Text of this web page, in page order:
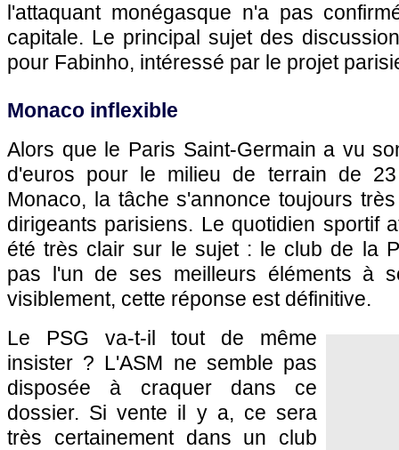
l'attaquant monégasque n'a pas
capitale. Le principal sujet des
pour Fabinho, intéressé par le projet
Monaco inflexible
Alors que le Paris Saint-Germain a vu
d'euros pour le milieu de terrain de
Monaco, la tâche s'annonce toujours
dirigeants parisiens. Le quotidien sportif
été très clair sur le sujet : le club de la
pas l'un de ses meilleurs éléments à
visiblement, cette réponse est définitive.
Le PSG va-t-il tout de même
insister ? L'ASM ne semble pas
disposée à craquer dans ce
dossier. Si vente il y a, ce sera
très certainement dans un club